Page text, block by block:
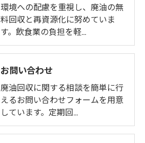
環境への配慮を重視し、廃油の無
料回収と再資源化に努めていま
す。飲食業の負担を軽…
お問い合わせ
廃油回収に関する相談を簡単に行
えるお問い合わせフォームを用意
しています。定期回…